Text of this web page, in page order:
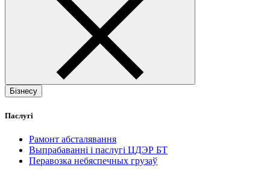
Бізнесу
Паслугі
Рамонт абсталявання
Выпрабаванні і паслугі ЦДЭР БТ
Перавозка небяспечных грузаў